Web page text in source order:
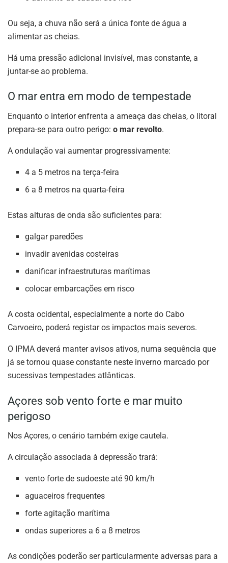
Ou seja, a chuva não será a única fonte de água a
alimentar as cheias.
Há uma pressão adicional invisível, mas constante, a
juntar-se ao problema.
O mar entra em modo de tempestade
Enquanto o interior enfrenta a ameaça das cheias, o litoral
prepara-se para outro perigo: o mar revolto.
A ondulação vai aumentar progressivamente:
4 a 5 metros na terça-feira
6 a 8 metros na quarta-feira
Estas alturas de onda são suficientes para:
galgar paredões
invadir avenidas costeiras
danificar infraestruturas marítimas
colocar embarcações em risco
A costa ocidental, especialmente a norte do Cabo
Carvoeiro, poderá registar os impactos mais severos.
O IPMA deverá manter avisos ativos, numa sequência que
já se tornou quase constante neste inverno marcado por
sucessivas tempestades atlânticas.
Açores sob vento forte e mar muito
perigoso
Nos Açores, o cenário também exige cautela.
A circulação associada à depressão trará:
vento forte de sudoeste até 90 km/h
aguaceiros frequentes
forte agitação marítima
ondas superiores a 6 a 8 metros
As condições poderão ser particularmente adversas para a